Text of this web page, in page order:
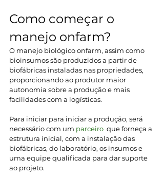
Como começar o
manejo onfarm?
O manejo biológico onfarm, assim como
bioinsumos são produzidos a partir de
biofábricas instaladas nas propriedades,
proporcionando ao produtor maior
autonomia sobre a produção e mais
facilidades com a logísticas.
Para iniciar para iniciar a produção, será
necessário com um parceiro
  que forneça a
estrutura inicial, com a instalação das
biofábricas, do laboratório, os insumos e
uma equipe qualificada para dar suporte
ao projeto.